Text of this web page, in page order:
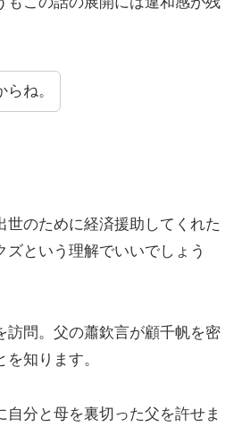
らね。
世のために経済援助してくれた
ズという理解でいいでしょう
訪問。父の蕭欽言が顧千帆を密
知ります。
自分と母を裏切った父を許せま